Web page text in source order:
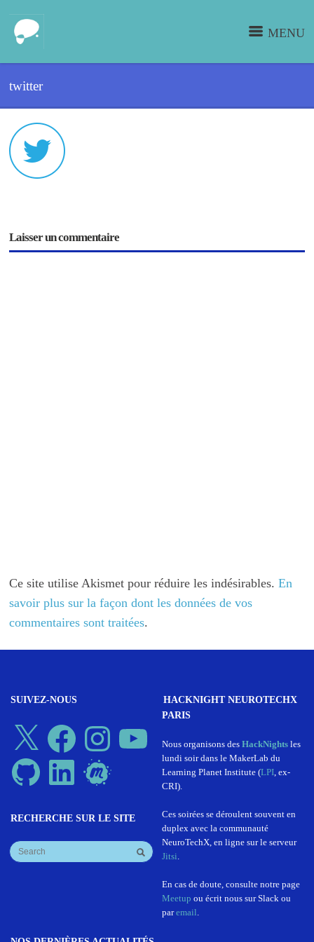
MENU
twitter
Laisser un commentaire
Ce site utilise Akismet pour réduire les indésirables.En
savoir plus sur la façon dont les données de vos
commentaires sont traitées.
SUIVEZ-NOUS
X Facebook Instagram
GitHub LinkedIn Meetup
RECHERCHE SUR LE SITE
HACKNIGHT NEUROTECHX
PARIS
Nous organisons des HackNightsles
lundi soir dans le MakerLab du
Learning Planet Institute (LPI, ex-
CRI).
Ces soirées se déroulent souvent en
duplex avec la communauté
NeuroTechX, en ligne sur le serveur
Jitsi.
En cas de doute, consulte notre page
Meetup ou écrit nous sur Slack ou
paremail.